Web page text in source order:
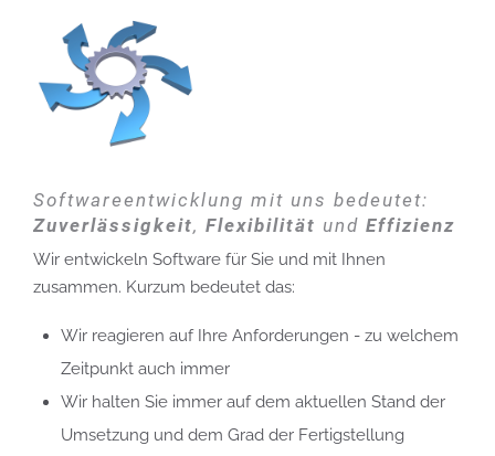
Softwareentwicklung mit uns bedeutet:
Zuverlässigkeit, Flexibilität und Effizienz
Wir entwickeln Software für Sie und mit Ihnen
zusammen. Kurzum bedeutet das:
Wir reagieren auf Ihre Anforderungen - zu welchem
Zeitpunkt auch immer
Wir halten Sie immer auf dem aktuellen Stand der
Umsetzung und dem Grad der Fertigstellung